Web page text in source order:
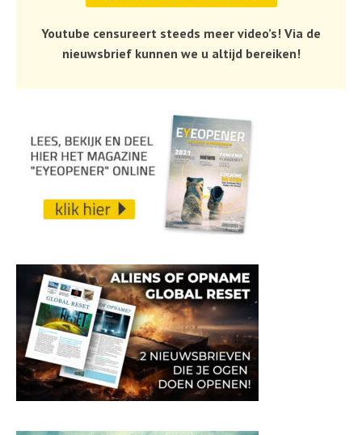
Youtube censureert steeds meer video’s! Via de
nieuwsbrief kunnen we u altijd bereiken!